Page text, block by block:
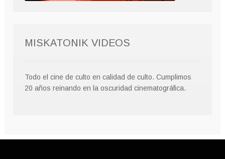
MISKATONIK VIDEOS
Todo el cine de culto en calidad de culto. Cumplimos
20 años reinando en la oscuridad cinematográfica.